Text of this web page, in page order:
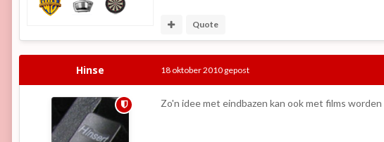
Quote
Hinse 18 oktober 2010 gepost
Zo'n idee met eindbazen kan ook met films